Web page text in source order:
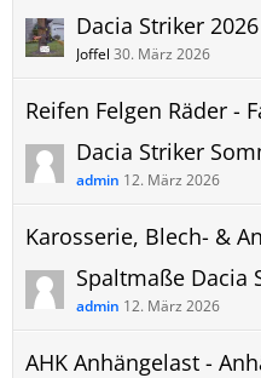
Joffel 30. März 2026
admin 12. März 2026
admin 12. März 2026